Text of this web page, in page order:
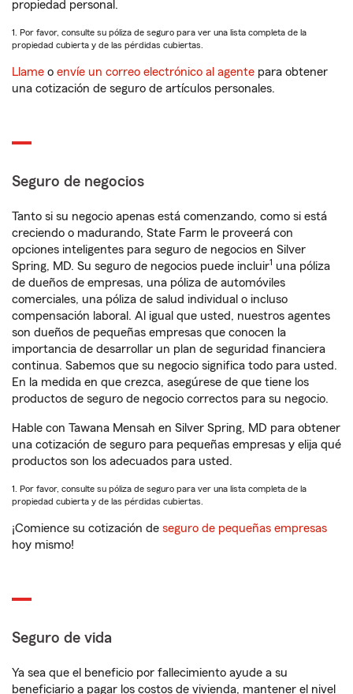
propiedad personal.
1. Por favor, consulte su póliza de seguro para ver una lista completa de la
propiedad cubierta y de las pérdidas cubiertas.
Llame o envíe un correo electrónico al agente para obtener
una cotización de seguro de artículos personales.
Seguro de negocios
Tanto si su negocio apenas está comenzando, como si está
creciendo o madurando, State Farm le proveerá con
opciones inteligentes para seguro de negocios en Silver
Spring, MD. Su seguro de negocios puede incluir1 una póliza
de dueños de empresas, una póliza de automóviles
comerciales, una póliza de salud individual o incluso
compensación laboral. Al igual que usted, nuestros agentes
son dueños de pequeñas empresas que conocen la
importancia de desarrollar un plan de seguridad financiera
continua. Sabemos que su negocio significa todo para usted.
En la medida en que crezca, asegúrese de que tiene los
productos de seguro de negocio correctos para su negocio.
Hable con Tawana Mensah en Silver Spring, MD para obtener
una cotización de seguro para pequeñas empresas y elija qué
productos son los adecuados para usted.
1. Por favor, consulte su póliza de seguro para ver una lista completa de la
propiedad cubierta y de las pérdidas cubiertas.
¡Comience su cotización de seguro de pequeñas empresas
hoy mismo!
Seguro de vida
Ya sea que el beneficio por fallecimiento ayude a su
beneficiario a pagar los costos de vivienda, mantener el nivel